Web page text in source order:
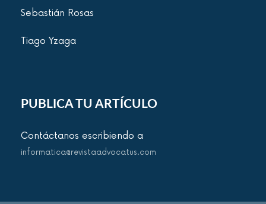
Sebastián Rosas
Tiago Yzaga
PUBLICA TU ARTÍCULO
Contáctanos escribiendo a
informatica@revistaadvocatus.com